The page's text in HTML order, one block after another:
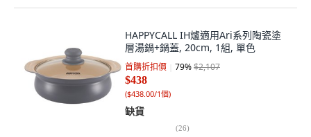
HAPPYCALL IH爐適用Ari系列陶瓷塗
層湯鍋+鍋蓋, 20cm, 1組, 單色
首購折扣價 79%$2,107
$438
($438.00/1個)
缺貨
(26)